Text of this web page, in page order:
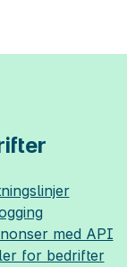
med API
for bedrifter